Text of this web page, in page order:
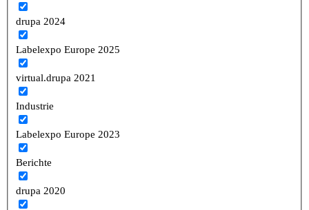
drupa 2024
Labelexpo Europe 2025
virtual.drupa 2021
Industrie
Labelexpo Europe 2023
Berichte
drupa 2020